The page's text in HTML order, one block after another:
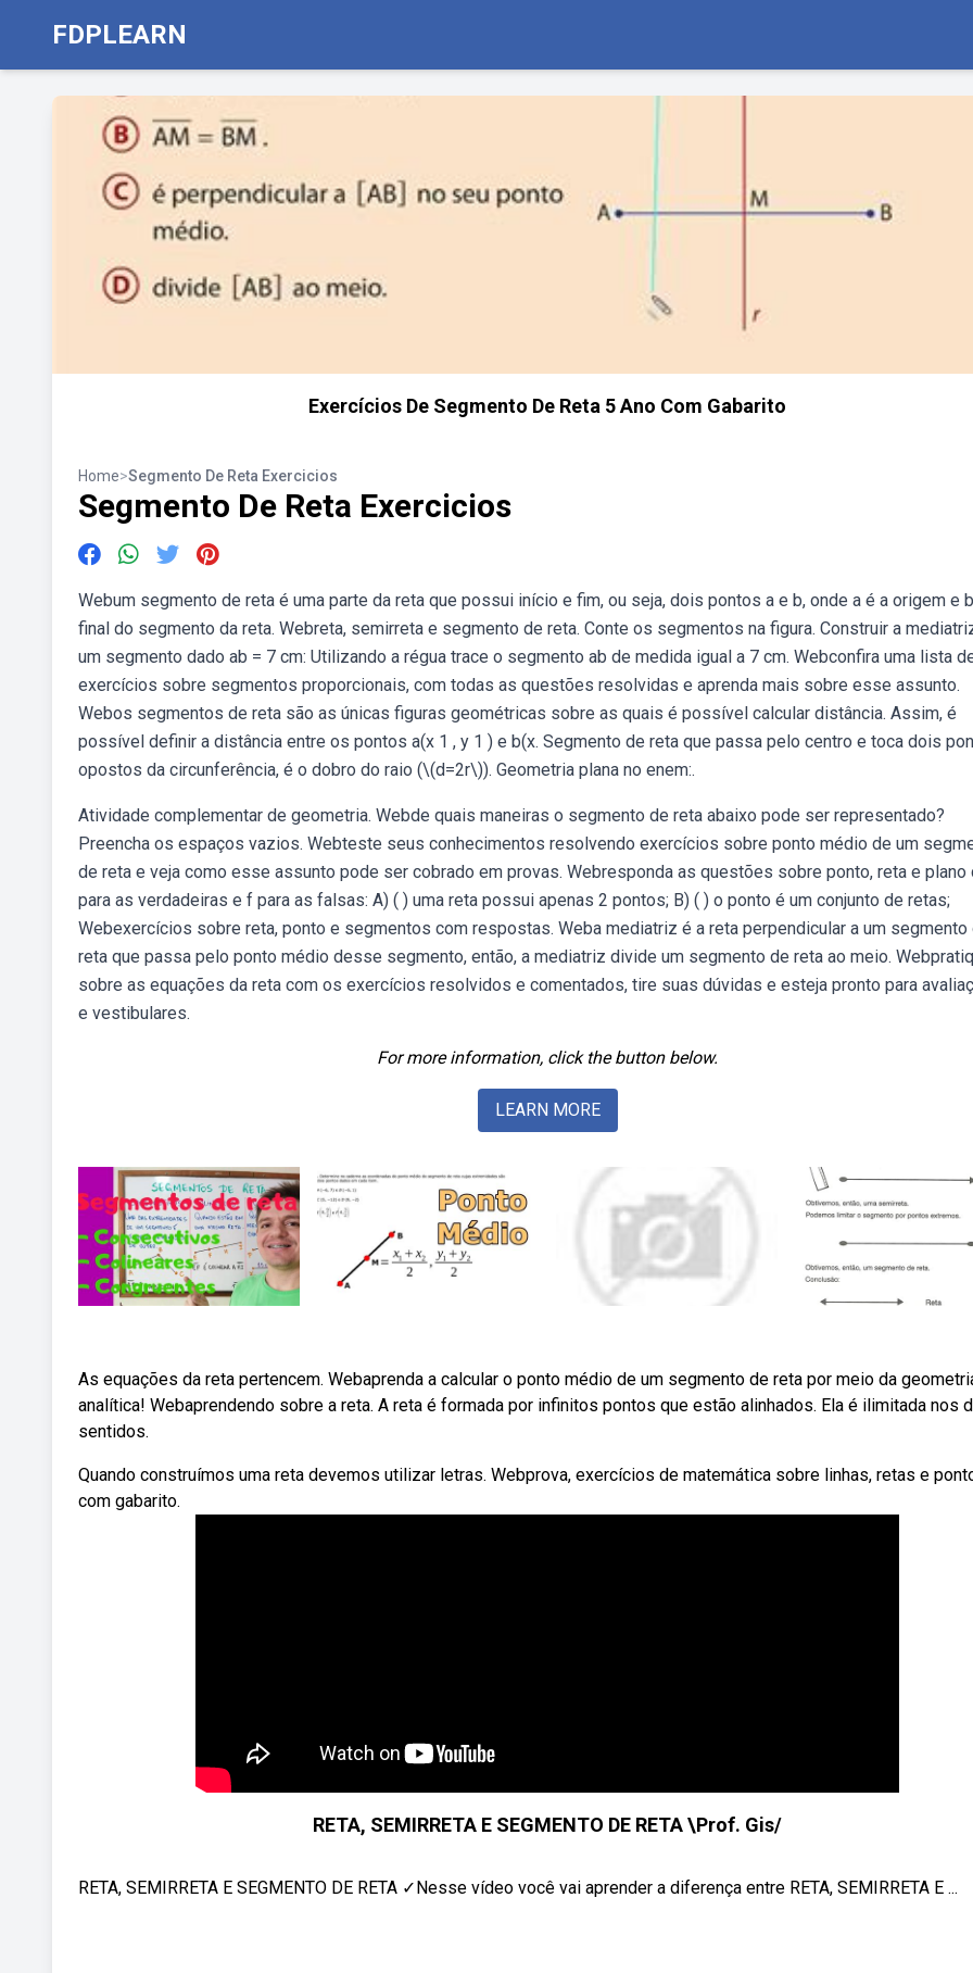
FDPLEARN
Exercícios De Segmento De Reta 5 Ano Com Gabarito
Home>Segmento De Reta Exercicios
Segmento De Reta Exercicios
Webum segmento de reta é uma parte da reta que possui início e fim, ou seja, dois pontos a e b, onde a é a origem e
final do segmento da reta. Webreta, semirreta e segmento de reta. Conte os segmentos na figura. Construir a
um segmento dado ab = 7 cm: Utilizando a régua trace o segmento ab de medida igual a 7 cm. Webconfira uma lista
exercícios sobre segmentos proporcionais, com todas as questões resolvidas e aprenda mais sobre esse assunto.
Webos segmentos de reta são as únicas figuras geométricas sobre as quais é possível calcular distância. Assim, é
possível definir a distância entre os pontos a(x 1 , y 1 ) e b(x. Segmento de reta que passa pelo centro e toca dois
opostos da circunferência, é o dobro do raio (\(d=2r\)). Geometria plana no enem:.
Atividade complementar de geometria. Webde quais maneiras o segmento de reta abaixo pode ser representado?
Preencha os espaços vazios. Webteste seus conhecimentos resolvendo exercícios sobre ponto médio de um
de reta e veja como esse assunto pode ser cobrado em provas. Webresponda as questões sobre ponto, reta e plano
para as verdadeiras e f para as falsas: A) ( ) uma reta possui apenas 2 pontos; B) ( ) o ponto é um conjunto de retas;
Webexercícios sobre reta, ponto e segmentos com respostas. Weba mediatriz é a reta perpendicular a um segmento
reta que passa pelo ponto médio desse segmento, então, a mediatriz divide um segmento de reta ao meio.
sobre as equações da reta com os exercícios resolvidos e comentados, tire suas dúvidas e esteja pronto para
e vestibulares.
For more information, click the button below.
LEARN MORE
As equações da reta pertencem. Webaprenda a calcular o ponto médio de um segmento de reta por meio da
analítica! Webaprendendo sobre a reta. A reta é formada por infinitos pontos que estão alinhados. Ela é ilimitada nos
sentidos.
Quando construímos uma reta devemos utilizar letras. Webprova, exercícios de matemática sobre linhas, retas e
com gabarito.
RETA, SEMIRRETA E SEGMENTO DE RETA \Prof. Gis/
RETA, SEMIRRETA E SEGMENTO DE RETA ✓Nesse vídeo você vai aprender a diferença entre RETA, SEMIRRETA E ...